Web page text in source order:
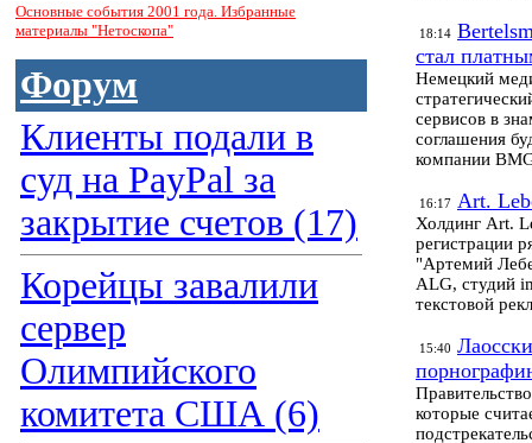
Основные события 2001 года. Избранные
материалы "Нетоскопа"
Форум
Клиенты подали в
суд на PayPal за
закрытие счетов (17)
Корейцы завалили
сервер
Олимпийского
комитета США (6)
18:14
стал
Немецкий
сервисов в
соглашения
компании
16:17 Art.
Холдинг Art.
регистрации
"Артемий
ALG, студий
текстовой
15:40
которые